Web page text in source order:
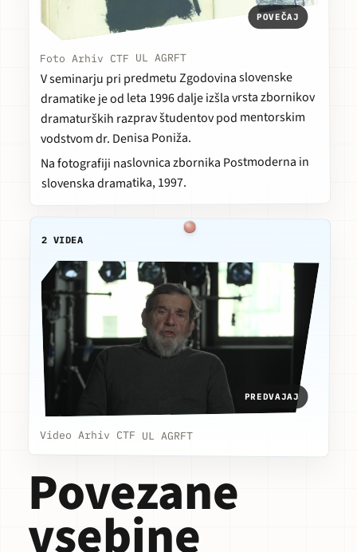
POVEČAJ
Foto Arhiv CTF UL AGRFT
V seminarju pri predmetu Zgodovina slovenske
dramatike je od leta 1996 dalje izšla vrsta zbornikov
dramaturških razprav študentov pod mentorskim
vodstvom dr. Denisa Poniža.
Na fotografiji naslovnica zbornika Postmoderna in
slovenska dramatika, 1997.
2 VIDEA
PREDVAJAJ
Video Arhiv CTF UL AGRFT
Povezane
vsebine